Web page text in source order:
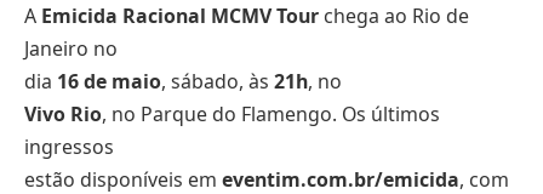
A Emicida Racional MCMV Tour chega ao Rio de
Janeiro no
dia 16 de maio, sábado, às 21h, no
Vivo Rio, no Parque do Flamengo. Os últimos
ingressos
estão disponíveis em eventim.com.br/emicida, com